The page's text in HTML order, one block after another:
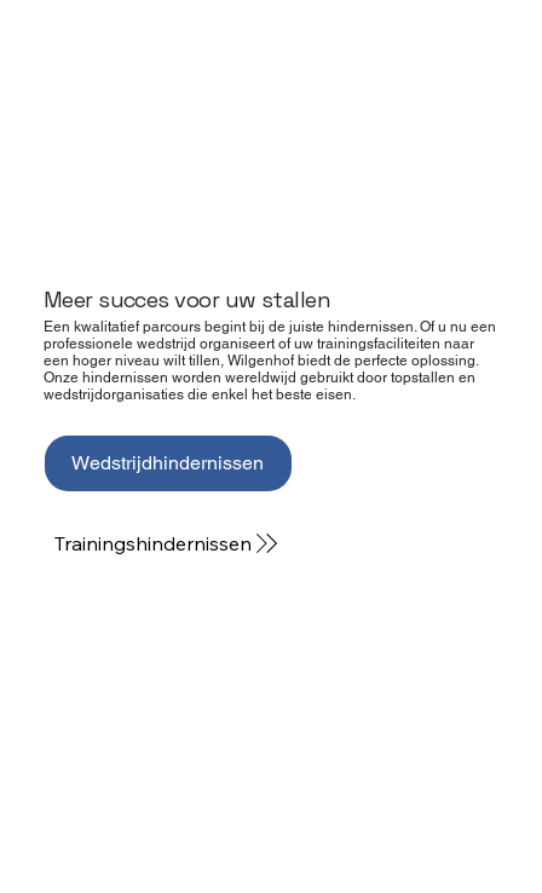
Meer succes voor uw stallen
Een kwalitatief parcours begint bij de juiste hindernissen. Of u nu een
professionele wedstrijd organiseert of uw trainingsfaciliteiten naar
een hoger niveau wilt tillen, Wilgenhof biedt de perfecte oplossing.
Onze hindernissen worden wereldwijd gebruikt door topstallen en
wedstrijdorganisaties die enkel het beste eisen.
Wedstrijdhindernissen
Trainingshindernissen